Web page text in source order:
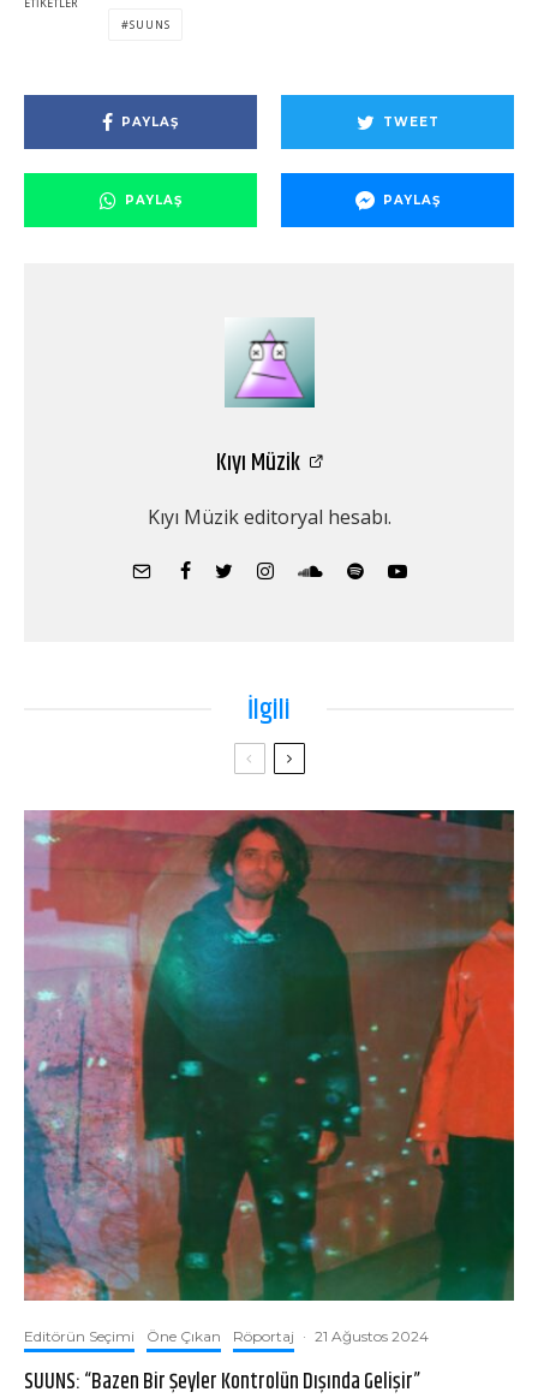
SUUNS
PAYLAŞ TWEET
PAYLAŞ PAYLAŞ
Kıyı Müzik
Kıyı Müzik editoryal hesabı.
İlgili
Editörün Seçimi Öne Çıkan Röportaj · 21 Ağustos 2024
SUUNS: “Bazen Bir Şeyler Kontrolün Dışında Gelişir”